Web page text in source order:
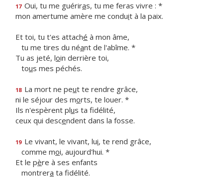
17 Oui, tu me guériras, tu me feras vivre : *
mon amertume amère me conduit à la paix.
Et toi, tu t'es attaché à mon âme,
tu me tires du néant de l'abîme. *
Tu as jeté, loin derrière toi,
tous mes péchés.
18 La mort ne peut te rendre grâce,
ni le séjour des morts, te louer. *
Ils n'espèrent plus ta fidélité,
ceux qui descendent dans la fosse.
19 Le vivant, le vivant, lui, te rend grâce,
comme moi, aujourd'hui. *
Et le père à ses enfants
montrera ta fidélité.